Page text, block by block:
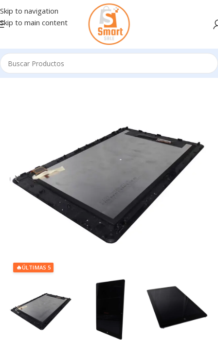
Skip to navigation
Skip to main content
Inicio/Notebooks - Accesorios/REPUESTOS NOTEBOOKS
🔥ÚLTIMAS 5